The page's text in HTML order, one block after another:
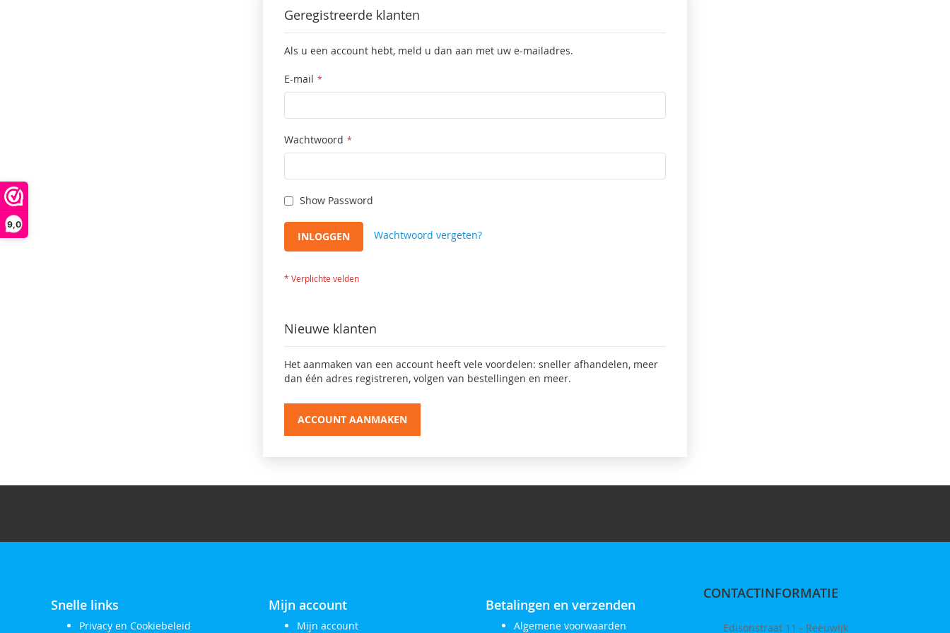
9,0
Geregistreerde klanten
Als u een account hebt, meld u dan aan met uw e-mailadres.
E-mail
Wachtwoord
Show Password
INLOGGEN Wachtwoord vergeten?
Nieuwe klanten
Het aanmaken van een account heeft vele voordelen: sneller afhandelen, meer
dan één adres registreren, volgen van bestellingen en meer.
ACCOUNT AANMAKEN
Snelle links
Privacy en Cookiebeleid
Mijn account
Mijn account
Betalingen en verzenden
Algemene voorwaarden
CONTACTINFORMATIE
Edisonstraat 11 - Reeuwijk